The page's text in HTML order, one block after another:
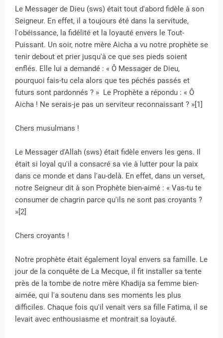
Le Messager de Dieu (sws) était tout d'abord fidèle à son
Seigneur. En effet, il a toujours été dans la servitude,
l'obéissance, la fidélité et la loyauté envers le Tout-
Puissant. Un soir, notre mère Aicha a vu notre prophète se
tenir debout et prier jusqu'à ce que ses pieds soient
enflés. Elle lui a demandé : « Ô Messager de Dieu,
pourquoi fais-tu cela alors que tes péchés passés et
futurs sont pardonnés ? » Le Prophète a répondu : « Ô
Aicha ! Ne serais-je pas un serviteur reconnaissant ? »[1]
Chers musulmans !
Le Messager d'Allah (sws) était fidèle envers les gens. Il
était si loyal qu'il a consacré sa vie à lutter pour la paix
dans ce monde et dans l'au-delà. En effet, dans un verset,
notre Seigneur dit à son Prophète bien-aimé : « Vas-tu te
consumer de chagrin parce qu'ils ne sont pas croyants ?
»[2]
Chers croyants !
Notre prophète était également loyal envers sa famille. Le
jour de la conquête de La Mecque, il fit installer sa tente
près de la tombe de notre mère Khadija sa femme bien-
aimée, qui l'a soutenu dans ses moments les plus
difficiles. Chaque fois qu'il venait vers sa fille Fatima, il se
levait avec enthousiasme et montrait sa loyauté.